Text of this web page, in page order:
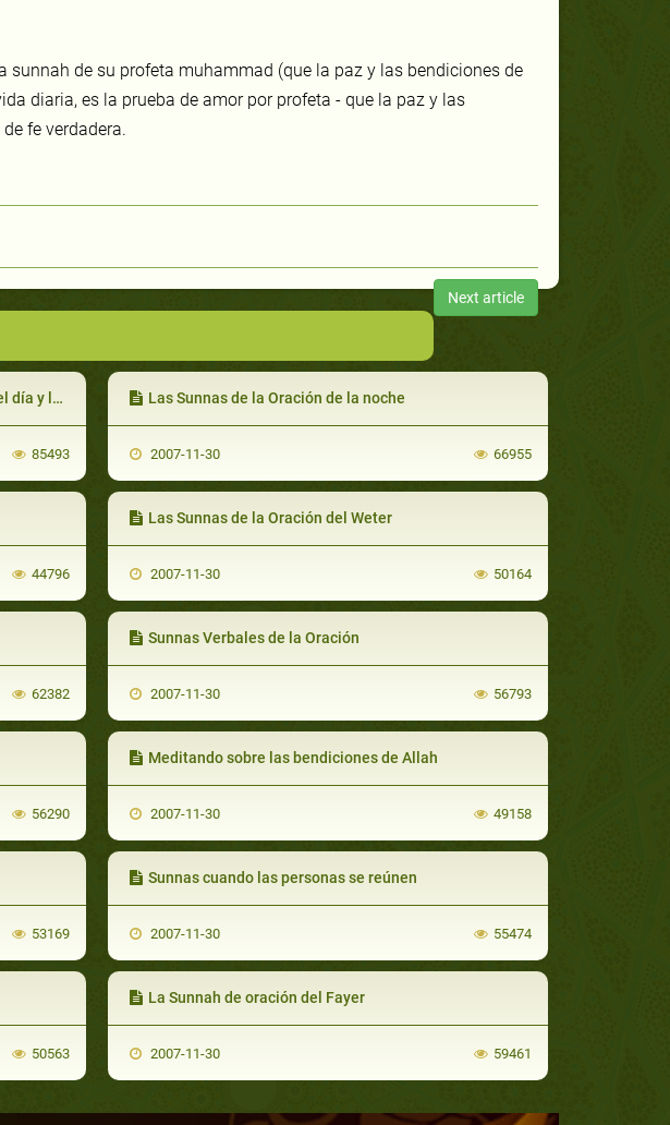
sunnah de su profeta muhammad (que la paz y las bendiciones de
diaria, es la prueba de amor por profeta - que la paz y las
fe verdadera.
Next article
noche
85493
Las Sunnas de la Oración de la noche
2007-11-30 66955
44796
Las Sunnas de la Oración del Weter
2007-11-30 50164
62382
Sunnas Verbales de la Oración
2007-11-30 56793
56290
Meditando sobre las bendiciones de Allah
2007-11-30 49158
53169
Sunnas cuando las personas se reúnen
2007-11-30 55474
50563
La Sunnah de oración del Fayer
2007-11-30 59461